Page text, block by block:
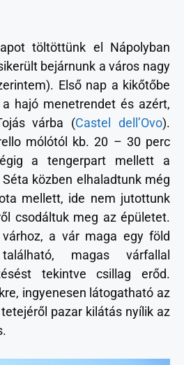
töltöttünk el Nápolyban
bejárnunk a város nagy
Első nap a kikőtőbe
hajó menetrendet és azért,
várba (Castel dell’Ovo).
mólótól kb. 20 – 30 perc
a tengerpart mellett a
közben elhaladtunk még
mellett, ide nem jutottunk
csodáltuk meg az épületet.
a vár maga egy föld
magas várfallal
tekintve csillag erőd.
ingyenesen látogatható az
pazar kilátás nyílik az